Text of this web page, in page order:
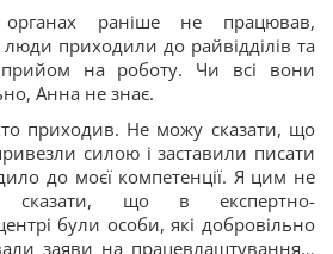
раніше не працював,
приходили до райвідділів та
на роботу. Чи всі вони
Анна не знає.
приходив. Не можу сказати, що
силою і заставили писати
до моєї компетенції. Я цим не
сказати, що в експертно-
були особи, які добровільно
заяви на працевлаштування…